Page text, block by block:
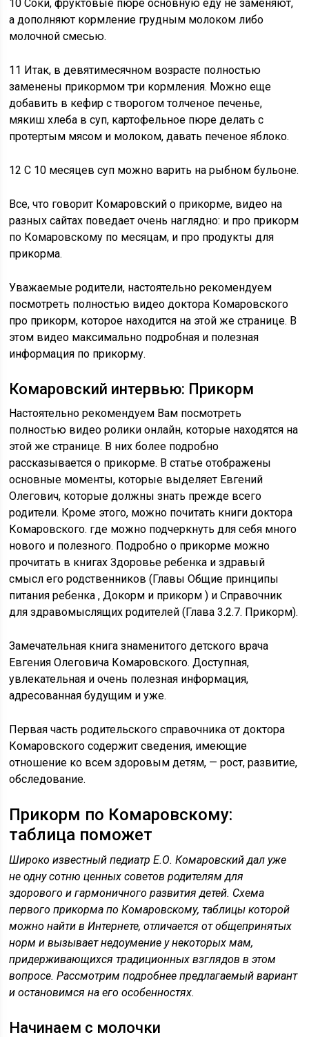
10 Соки, фруктовые пюре основную еду не заменяют,
а дополняют кормление грудным молоком либо
молочной смесью.
11 Итак, в девятимесячном возрасте полностью
заменены прикормом три кормления. Можно еще
добавить в кефир с творогом толченое печенье,
мякиш хлеба в суп, картофельное пюре делать с
протертым мясом и молоком, давать печеное яблоко.
12 С 10 месяцев суп можно варить на рыбном бульоне.
Все, что говорит Комаровский о прикорме, видео на
разных сайтах поведает очень наглядно: и про прикорм
по Комаровскому по месяцам, и про продукты для
прикорма.
Уважаемые родители, настоятельно рекомендуем
посмотреть полностью видео доктора Комаровского
про прикорм, которое находится на этой же странице. В
этом видео максимально подробная и полезная
информация по прикорму.
Комаровский интервью: Прикорм
Настоятельно рекомендуем Вам посмотреть
полностью видео ролики онлайн, которые находятся на
этой же странице. В них более подробно
рассказывается о прикорме. В статье отображены
основные моменты, которые выделяет Евгений
Олегович, которые должны знать прежде всего
родители. Кроме этого, можно почитать книги доктора
Комаровского. где можно подчеркнуть для себя много
нового и полезного. Подробно о прикорме можно
прочитать в книгах Здоровье ребенка и здравый
смысл его родственников (Главы Общие принципы
питания ребенка , Докорм и прикорм ) и Справочник
для здравомыслящих родителей (Глава 3.2.7. Прикорм).
Замечательная книга знаменитого детского врача
Евгения Олеговича Комаровского. Доступная,
увлекательная и очень полезная информация,
адресованная будущим и уже.
Первая часть родительского справочника от доктора
Комаровского содержит сведения, имеющие
отношение ко всем здоровым детям, — рост, развитие,
обследование.
Прикорм по Комаровскому:
таблица поможет
Широко известный педиатр Е.О. Комаровский дал уже
не одну сотню ценных советов родителям для
здорового и гармоничного развития детей. Схема
первого прикорма по Комаровскому, таблицы которой
можно найти в Интернете, отличается от общепринятых
норм и вызывает недоумение у некоторых мам,
придерживающихся традиционных взглядов в этом
вопросе. Рассмотрим подробнее предлагаемый вариант
и остановимся на его особенностях.
Начинаем с молочки